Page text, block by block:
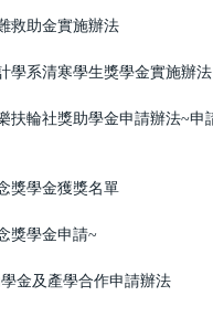
救助金實施辦法
學系清寒學生獎學金實施辦法
扶輪社獎助學金申請辦法~申
獎學金獲獎名單
獎學金申請~
金及產學合作申請辦法